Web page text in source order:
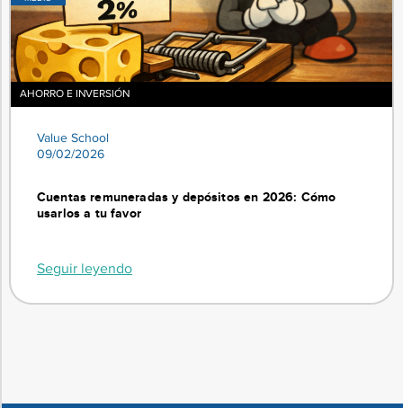
AHORRO E INVERSIÓN
Value School
09/02/2026
Cuentas remuneradas y depósitos en 2026: Cómo
usarlos a tu favor
Seguir leyendo